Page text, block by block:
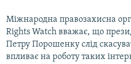
Усі сайти RFE/RL
Міжнародна правозахисна
Rights Watch вважає, що
Петру Порошенку слід
впливає на роботу таких